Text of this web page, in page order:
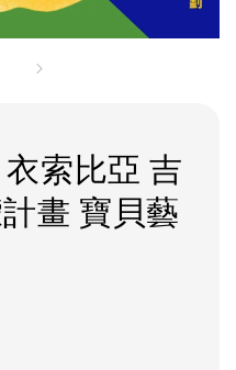
衣索比亞 吉
畫 寶貝藝